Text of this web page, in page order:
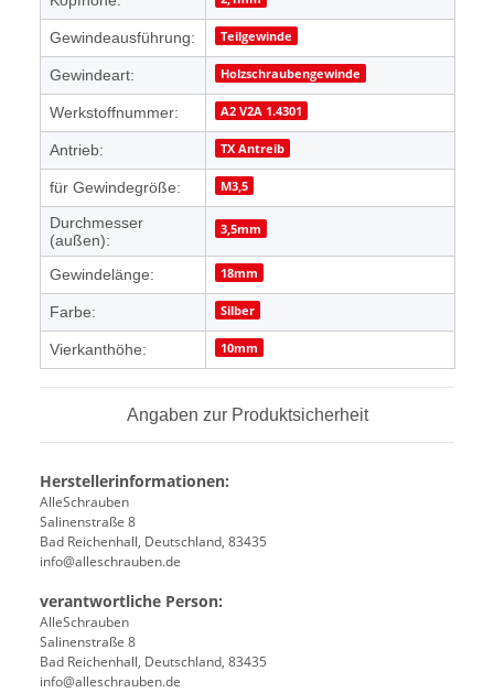
Gewindeausführung: Teilgewinde
Gewindeart: Holzschraubengewinde
Werkstoffnummer: A2 V2A 1.4301
Antrieb: TX Antreib
für Gewindegröße: M3,5
Durchmesser
(außen):
3,5mm
Gewindelänge: 18mm
Farbe: Silber
Vierkanthöhe: 10mm
Angaben zur Produktsicherheit
Herstellerinformationen:
AlleSchrauben
Salinenstraße 8
Bad Reichenhall, Deutschland, 83435
info@alleschrauben.de
verantwortliche Person:
AlleSchrauben
Salinenstraße 8
Bad Reichenhall, Deutschland, 83435
info@alleschrauben.de